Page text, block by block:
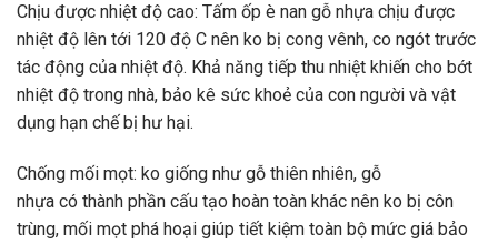
Chịu được nhiệt độ cao: Tấm ốp è nan gỗ nhựa chịu được
nhiệt độ lên tới 120 độ C nên ko bị cong vênh, co ngót trước
tác động của nhiệt độ. Khả năng tiếp thu nhiệt khiến cho bớt
nhiệt độ trong nhà, bảo kê sức khoẻ của con người và vật
dụng hạn chếbị hư hại.
Chống mối mọt: ko giống như gỗ thiên nhiên, gỗ
nhựa có thành phần cấu tạo hoàn toàn khác nên ko bị côn
trùng, mối mọt phá hoại giúp tiết kiệm toàn bộ mức giá bảo